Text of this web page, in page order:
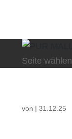
Seite wählen
von | 31.12.25